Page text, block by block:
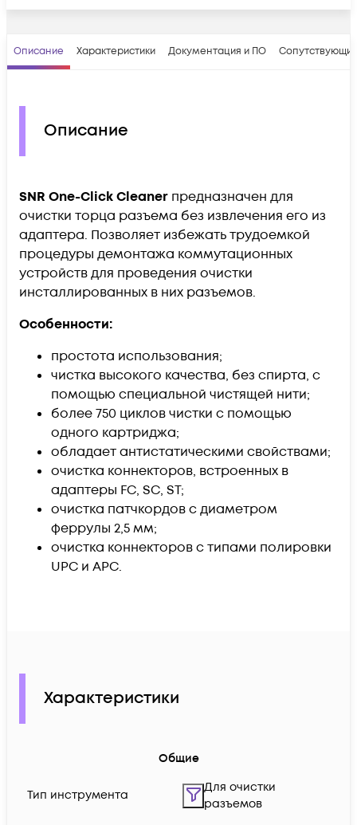
Описание Характеристики Документация и ПО
Описание
SNR One-Click Cleaner предназначен для
очистки торца разъема без извлечения его из
адаптера. Позволяет избежать трудоемкой
процедуры демонтажа коммутационных
устройств для проведения очистки
инсталлированных в них разъемов.
Особенности:
простота использования;
чистка высокого качества, без спирта, с
помощью специальной чистящей нити;
более 750 циклов чистки с помощью
одного картриджа;
обладает антистатическими свойствами;
очистка коннекторов, встроенных в
адаптеры FC, SC, ST;
очистка патчкордов с диаметром
феррулы 2,5 мм;
очистка коннекторов с типами полировки
UPC и APC.
Характеристики
Общие
Тип инструмента
Для очистки
разъемов